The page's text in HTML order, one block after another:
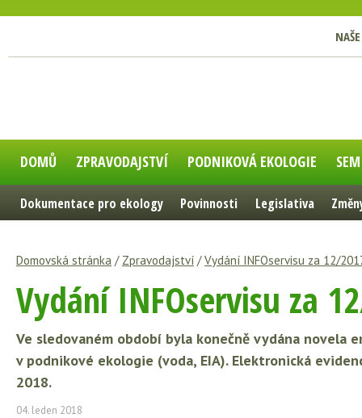
DOMŮ ZPRAVODAJSTVÍ PODNIKOVÁ EKOLOGIE
Dokumentace pro ekology Povinnosti Legislativa
Domovská stránka / Zpravodajství /Vydání INFOservisu za 12/
Vydání INFOservisu za
Ve sledovaném období byla konečně vydána novela
v podnikové ekologie (voda, EIA). Elektronická
2018.
04. leden 2018